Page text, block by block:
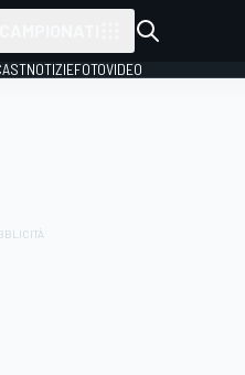
NOTIZIEFOTOVIDEO